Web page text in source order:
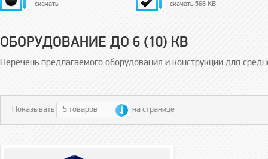
скачать скачать 568 KB
ОБОРУДОВАНИЕ ДО 6 (10) КВ
Перечень предлагаемого оборудования и конструкций для
Показывать 5 товаров на странице